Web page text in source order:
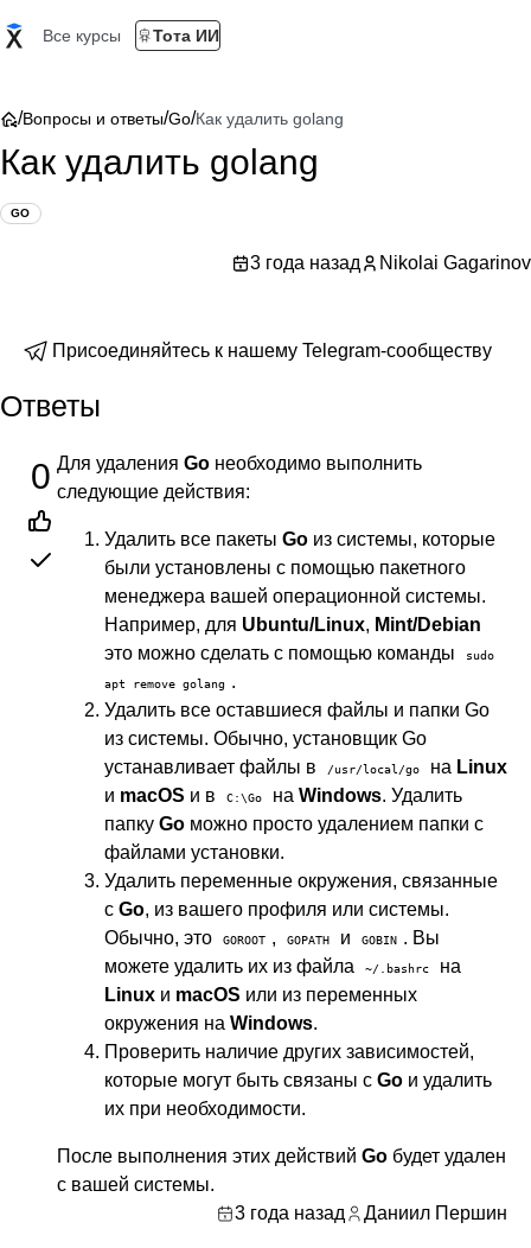
Все курсы Тота ИИ
/Вопросы и ответы/Go/Как удалить golang
Как удалить golang
GO
3 года назад Nikolai Gagarinov
Присоединяйтесь к нашему Telegram-сообществу
Ответы
0 Для удаления Go необходимо выполнить
следующие действия:
Удалить все пакеты Go из системы, которые
были установлены с помощью пакетного
менеджера вашей операционной системы.
Например, для Ubuntu/Linux, Mint/Debian
это можно сделать с помощью команды
sudo
apt remove golang .
Удалить все оставшиеся файлы и папки Go
из системы. Обычно, установщик Go
устанавливает файлы в
/usr/local/go на Linux
и macOS и в C:\Go на Windows. Удалить
папку Go можно просто удалением папки с
файлами установки.
Удалить переменные окружения, связанные
с Go, из вашего профиля или системы.
Обычно, это
GOROOT , GOPATH и GOBIN . Вы
можете удалить их из файла
~/.bashrc
на
Linux и macOS или из переменных
окружения на Windows.
Проверить наличие других зависимостей,
которые могут быть связаны с Go и удалить
их при необходимости.
После выполнения этих действий Go будет удален
с вашей системы.
3 года назад
Даниил Першин